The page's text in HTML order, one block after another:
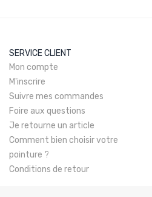
SERVICE CLIENT
Mon compte
M'inscrire
Suivre mes commandes
Foire aux questions
Je retourne un article
Comment bien choisir votre
pointure ?
Conditions de retour